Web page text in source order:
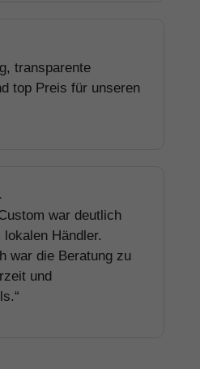
transparente
top Preis für unseren
war deutlich
Händler.
war die Beratung zu
und